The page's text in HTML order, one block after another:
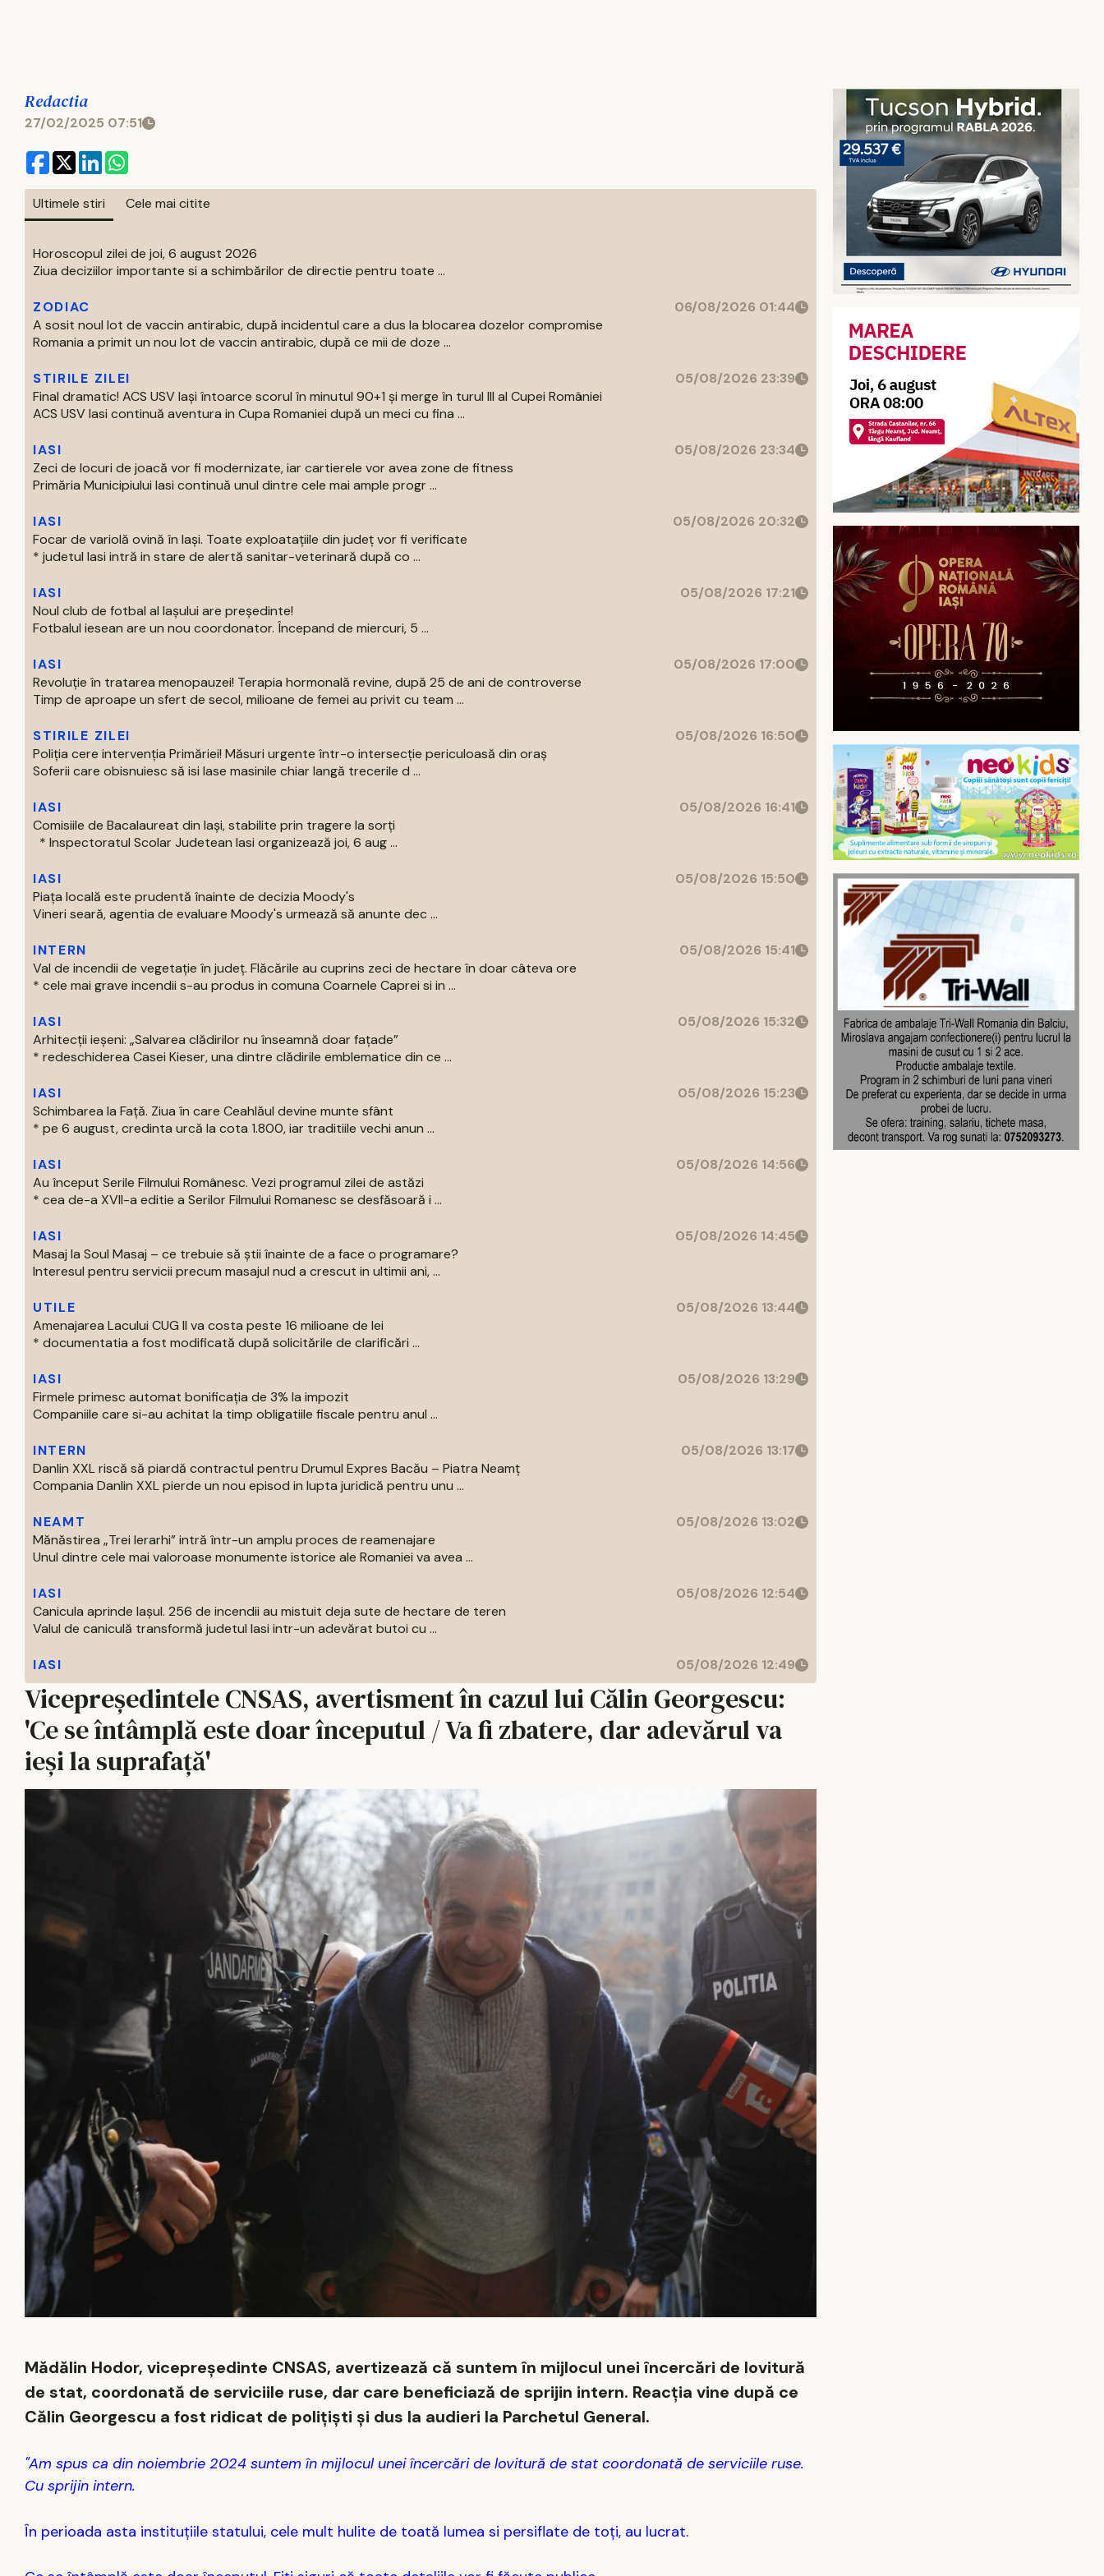
Redactia
27/02/2025 07:51
Ultimele stiri Cele mai citite
Horoscopul zilei de joi, 6 august 2026
Ziua deciziilor importante si a schimbărilor de directie pentru toate ...
ZODIAC
06/08/2026 01:44
A sosit noul lot de vaccin antirabic, după incidentul care a dus la blocarea dozelor compromise
Romania a primit un nou lot de vaccin antirabic, după ce mii de doze ...
STIRILE ZILEI
05/08/2026 23:39
Final dramatic! ACS USV Iași întoarce scorul în minutul 90+1 și merge în turul III al Cupei României
ACS USV Iasi continuă aventura in Cupa Romaniei după un meci cu fina ...
IASI
05/08/2026 23:34
Zeci de locuri de joacă vor fi modernizate, iar cartierele vor avea zone de fitness
Primăria Municipiului Iasi continuă unul dintre cele mai ample progr ...
IASI
05/08/2026 20:32
Focar de variolă ovină în Iași. Toate exploatațiile din județ vor fi verificate
* judetul Iasi intră in stare de alertă sanitar-veterinară după co ...
IASI
05/08/2026 17:21
Noul club de fotbal al Iașului are președinte!
Fotbalul iesean are un nou coordonator. Începand de miercuri, 5 ...
IASI
05/08/2026 17:00
Revoluție în tratarea menopauzei! Terapia hormonală revine, după 25 de ani de controverse
Timp de aproape un sfert de secol, milioane de femei au privit cu team ...
STIRILE ZILEI
05/08/2026 16:50
Poliția cere intervenția Primăriei! Măsuri urgente într-o intersecție periculoasă din oraș
Soferii care obisnuiesc să isi lase masinile chiar langă trecerile d ...
IASI
05/08/2026 16:41
Comisiile de Bacalaureat din Iași, stabilite prin tragere la sorți
* Inspectoratul Scolar Judetean Iasi organizează joi, 6 aug ...
IASI
05/08/2026 15:50
Piața locală este prudentă înainte de decizia Moody's
Vineri seară, agentia de evaluare Moody's urmează să anunte dec ...
INTERN
05/08/2026 15:41
Val de incendii de vegetație în județ. Flăcările au cuprins zeci de hectare în doar câteva ore
* cele mai grave incendii s-au produs in comuna Coarnele Caprei si in ...
IASI
05/08/2026 15:32
Arhitecții ieșeni: „Salvarea clădirilor nu înseamnă doar fațade”
* redeschiderea Casei Kieser, una dintre clădirile emblematice din ce ...
IASI
05/08/2026 15:23
Schimbarea la Față. Ziua în care Ceahlăul devine munte sfânt
* pe 6 august, credinta urcă la cota 1.800, iar traditiile vechi anun ...
IASI
05/08/2026 14:56
Au început Serile Filmului Românesc. Vezi programul zilei de astăzi
* cea de-a XVII-a editie a Serilor Filmului Romanesc se desfăsoară i ...
IASI
05/08/2026 14:45
Masaj la Soul Masaj – ce trebuie să știi înainte de a face o programare?
Interesul pentru servicii precum masajul nud a crescut in ultimii ani, ...
UTILE
05/08/2026 13:44
Amenajarea Lacului CUG II va costa peste 16 milioane de lei
* documentatia a fost modificată după solicitările de clarificări ...
IASI
05/08/2026 13:29
Firmele primesc automat bonificația de 3% la impozit
Companiile care si-au achitat la timp obligatiile fiscale pentru anul ...
INTERN
05/08/2026 13:17
Danlin XXL riscă să piardă contractul pentru Drumul Expres Bacău – Piatra Neamț
Compania Danlin XXL pierde un nou episod in lupta juridică pentru unu ...
NEAMT
05/08/2026 13:02
Mănăstirea „Trei Ierarhi” intră într-un amplu proces de reamenajare
Unul dintre cele mai valoroase monumente istorice ale Romaniei va avea ...
IASI
05/08/2026 12:54
Canicula aprinde Iașul. 256 de incendii au mistuit deja sute de hectare de teren
Valul de caniculă transformă judetul Iasi intr-un adevărat butoi cu ...
IASI 05/08/2026 12:49
Vicepreședintele CNSAS, avertisment în cazul lui Călin Georgescu:
'Ce se întâmplă este doar începutul / Va fi zbatere, dar adevărul va
ieși la suprafață'
Mădălin Hodor, vicepreşedinte CNSAS, avertizează că suntem în mijlocul unei încercări de lovitură
de stat, coordonată de serviciile ruse, dar care beneficiază de sprijin intern. Reacția vine după ce
Călin Georgescu a fost ridicat de polițiști și dus la audieri la Parchetul General.
"Am spus ca din noiembrie 2024 suntem în mijlocul unei încercări de lovitură de stat coordonată de serviciile ruse.
Cu sprijin intern.
În perioada asta instituțiile statului, cele mult hulite de toată lumea si persiflate de toți, au lucrat.